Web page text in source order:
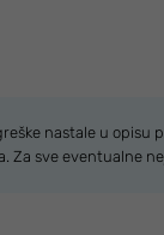
nastale u
sve eventualne